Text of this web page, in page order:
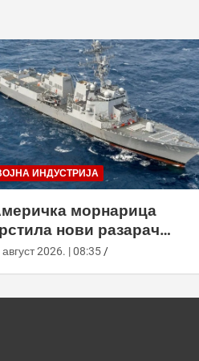
ИНДУСТРИЈА
морнарица
нови разарач
ИИИ са радаром АН/
август 2026. | 08:35